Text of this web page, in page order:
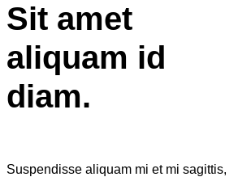
Sit amet
aliquam id
diam.
Suspendisse aliquam mi et mi sagittis,